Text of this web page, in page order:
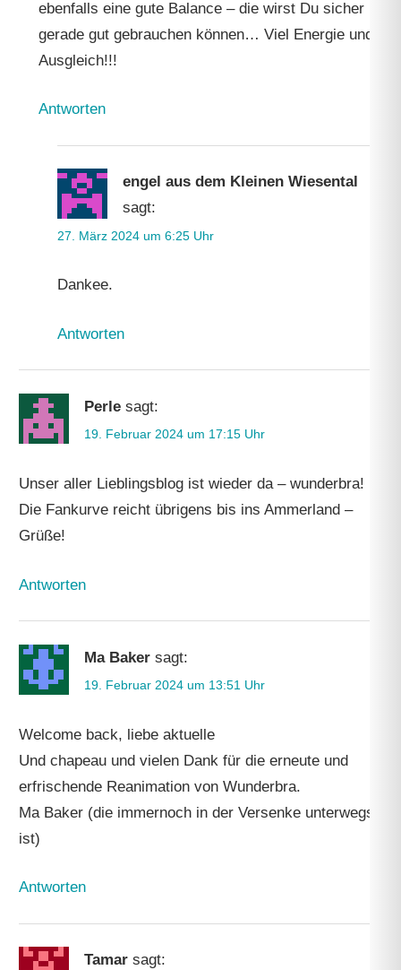
ebenfalls eine gute Balance – die wirst Du sicher
gerade gut gebrauchen können… Viel Energie und
Ausgleich!!!
Antworten
engel aus dem Kleinen Wiesental
sagt:
27. März 2024 um 6:25 Uhr
Dankee.
Antworten
Perle sagt:
19. Februar 2024 um 17:15 Uhr
Unser aller Lieblingsblog ist wieder da – wunderbra!
Die Fankurve reicht übrigens bis ins Ammerland –
Grüße!
Antworten
Ma Baker sagt:
19. Februar 2024 um 13:51 Uhr
Welcome back, liebe aktuelle
Und chapeau und vielen Dank für die erneute und
erfrischende Reanimation von Wunderbra.
Ma Baker (die immernoch in der Versenke unterwegs
ist)
Antworten
Tamar sagt: